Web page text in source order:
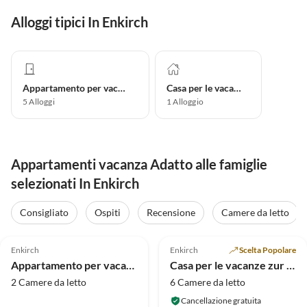
Alloggi tipici In Enkirch
Appartamento per vacanze
5 Alloggi
Casa per le vacanze
1Alloggio
Appartamenti vacanza Adatto alle famiglie
selezionati In Enkirch
Consigliato Ospiti Recensione
Camere da letto
Enkirch
Appartamento per vacanze Cochem
2 Camere da letto
Annuncio in
Alto
Enkirch Scelta Popolare
Casa per le vacanze zur Spatzenburg
6 Camere da letto
Cancellazione gratuita